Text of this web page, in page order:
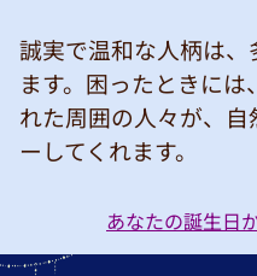
誠実で温和な人柄は
ます。困ったときに
れた周囲の人々が、
ーしてくれます。
あなたの誕生日